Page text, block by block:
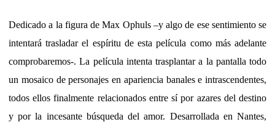
Dedicado a la figura de Max Ophuls –y algo de ese sentimiento se
intentará trasladar el espíritu de esta película como más adelante
comprobaremos-. La película intenta trasplantar a la pantalla todo
un mosaico de personajes en apariencia banales e intrascendentes,
todos ellos finalmente relacionados entre sí por azares del destino
y por la incesante búsqueda del amor. Desarrollada en Nantes,